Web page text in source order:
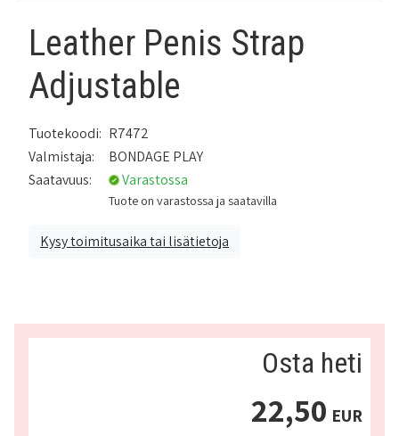
Leather Penis Strap
Adjustable
Tuotekoodi: R7472
Valmistaja:
BONDAGE PLAY
Saatavuus:
Varastossa
Tuote on varastossa ja saatavilla
Kysy toimitusaika tai lisätietoja
Osta heti
22,50 EUR